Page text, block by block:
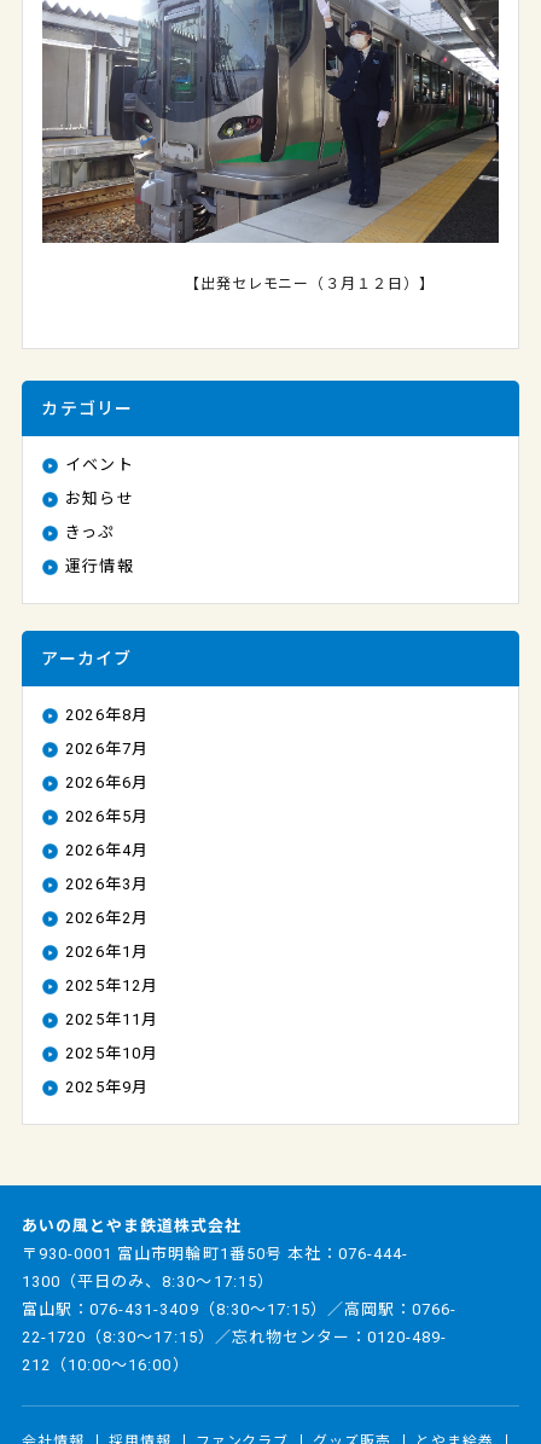
【出発セレモニー（３月１２日）】
カテゴリー
イベント
お知らせ
きっぷ
運行情報
アーカイブ
2026年8月
2026年7月
2026年6月
2026年5月
2026年4月
2026年3月
2026年2月
2026年1月
2025年12月
2025年11月
2025年10月
2025年9月
あいの風とやま鉄道株式会社
〒930-0001 富山市明輪町1番50号 本社： 076-444-
1300 （平日のみ、8:30～17:15）
富山駅：076-431-3409 （8:30～17:15）／高岡駅：0766-
22-1720 （8:30～17:15）／忘れ物センター：0120-489-
212 （10:00～16:00）